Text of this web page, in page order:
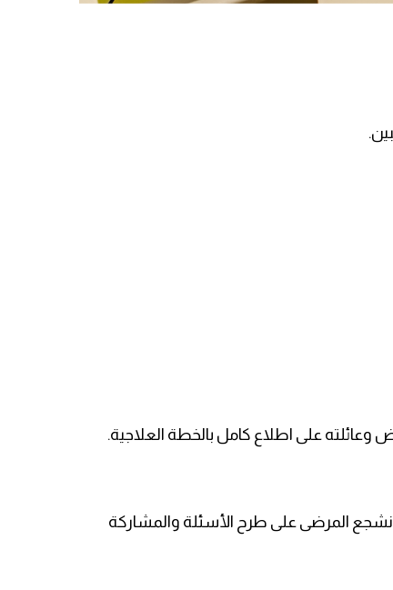
على اطلاع كامل بالخطة العلاجية.
المرضى على طرح الأسئلة والمشاركة